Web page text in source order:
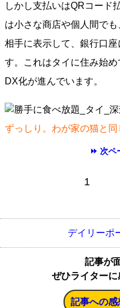
しかし支払いはQRコード
は小さな商店や個人間で
相手に表示して、銀行口
す。これはタイに住み始
DX化が進んでいます。
ずっしり。わが家の猫と
⏩ 次ペ
1
デイリー
記事が
ぜひライター
記事への